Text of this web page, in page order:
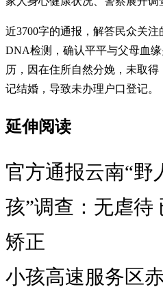
近3700字的通报，解答民众关
DNA检测，确认平平与父母血
历，因在住所自然分娩，未取
记结婚，导致未办理户口登记。
延伸阅读
官方通报云南“野
孩”调查：无虐待
矫正
小孩高速服务区